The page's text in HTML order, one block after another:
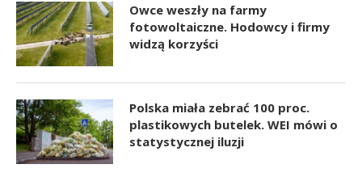
Owce weszły na farmy
fotowoltaiczne. Hodowcy i firmy
widzą korzyści
Polska miała zebrać 100 proc.
plastikowych butelek. WEI mówi o
statystycznej iluzji